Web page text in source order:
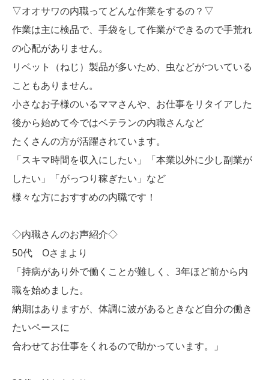
▽オオサワの内職ってどんな作業をするの？▽
作業は主に検品で、手袋をして作業ができるので手荒れ
の心配がありません。
リベット（ねじ）製品が多いため、虫などがついている
こともありません。
小さなお子様のいるママさんや、お仕事をリタイアした
後から始めて今ではベテランの内職さんなど
たくさんの方が活躍されています。
「スキマ時間を収入にしたい」「本業以外に少し副業が
したい」「がっつり稼ぎたい」など
様々な方におすすめの内職です！
◇内職さんのお声紹介◇
50代 Oさまより
「持病があり外で働くことが難しく、3年ほど前から内
職を始めました。
納期はありますが、体調に波があるときなど自分の働き
たいペースに
合わせてお仕事をくれるので助かっています。」